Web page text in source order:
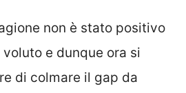
non è stato positivo
e dunque ora si
di colmare il gap da